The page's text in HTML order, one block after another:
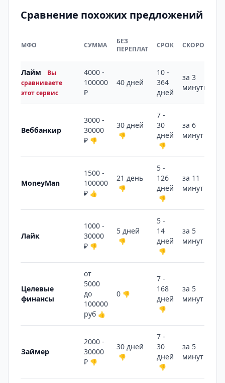
Сравнение похожих предложений
МФО СУММА
БЕЗ
ПЕРЕПЛАТ
СРОК СКОРОСТЬ
Лайм
Вы
сравниваете
этот сервис
4000 -
100000
₽
40 дней
10 -
364
дней
за 3
минуты
Веббанкир
3000 -
30000
₽ 👎
30 дней
👎
7 -
30
дней
👎
за 6
минут
MoneyMan
1500 -
100000
₽ 👍
21 день
👎
5 -
126
дней
👎
за 11
минут
Лайк
1000 -
30000
₽ 👎
5 дней
👎
5 -
14
дней
👎
за 5
минут
Целевые
финансы
от
5000
до
100000
руб 👍
0 👎
7 -
168
дней
👎
за 5
минут
Займер
2000 -
30000
₽ 👎
30 дней
👎
7 -
30
дней
👎
за 5
минут